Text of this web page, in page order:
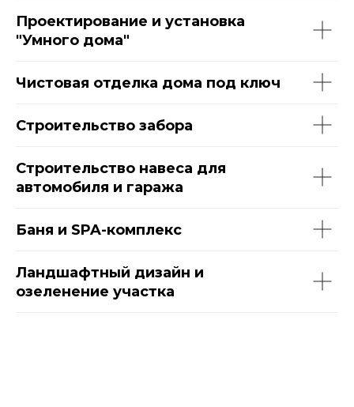
Проектирование и установка
"Умного дома"
Чистовая отделка дома под ключ
Строительство забора
Строительство навеса для
автомобиля и гаража
Баня и SPA-комплекс
Ландшафтный дизайн и
озеленение участка